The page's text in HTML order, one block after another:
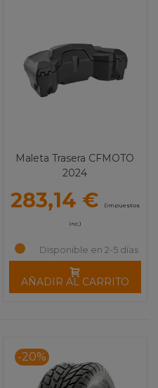
Maleta Trasera CFMOTO
2024
283,14 € (impuestos
inc.)
Disponible en 2-5 días
AÑADIR AL CARRITO
-20%